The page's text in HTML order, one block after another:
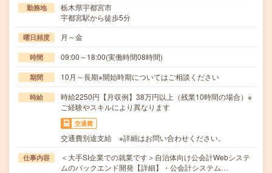
勤務地
栃木県宇都宮市
宇都宮駅から徒歩5分
曜日頻度 月～金
時間 09:00～18:00(実働時間08時間)
期間 10月～長期※開始時期についてはご相談ください
時給
時給2250円【月収例】38万円以上（残業10時間の場合）※
ご経験やスキルにより異なります
交通費
交通費別途支給 ※詳細はお問い合わせください。
仕事内容
＜大手SI企業での就業です＞自治体向け公会計Webシステ
ムのバックエンド開発【詳細】・公会計システム…